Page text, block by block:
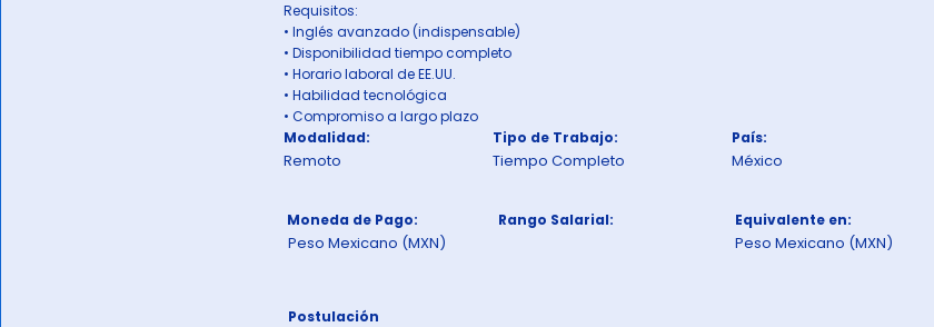
Requisitos:
• Inglés avanzado (indispensable)
• Disponibilidad tiempo completo
• Horario laboral de EE.UU.
• Habilidad tecnológica
• Compromiso a largo plazo
Modalidad:
Remoto
Tipo de Trabajo:
Tiempo Completo
Moneda de Pago:
Peso Mexicano (MXN)
Rango Salarial:
País:
México
Equivalente en:
Peso Mexicano (MXN)
Postulación